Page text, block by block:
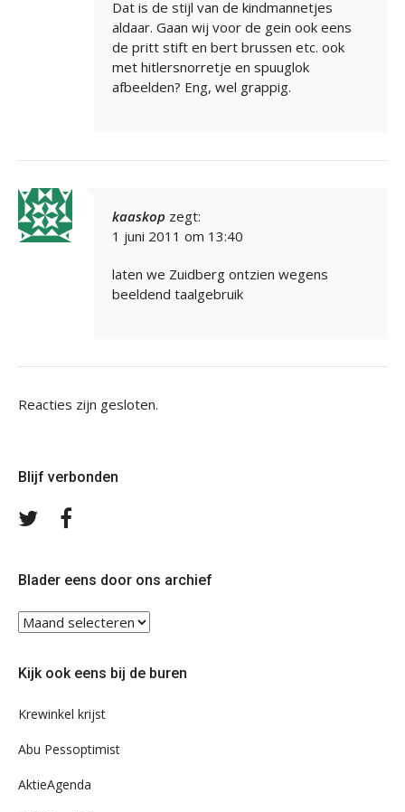
Dat is de stijl van de kindmannetjes
aldaar. Gaan wij voor de gein ook eens
de pritt stift en bert brussen etc. ook
met hitlersnorretje en spuuglok
afbeelden? Eng, wel grappig.
kaaskop zegt:
1 juni 2011 om 13:40
laten we Zuidberg ontzien wegens
beeldend taalgebruik
Reacties zijn gesloten.
Blijf verbonden
Volg
Blader eens door ons archief
Blader
eens
ons
Kijk ook eens bij de buren
Krewinkel krijst
Abu Pessoptimist
AktieAgenda